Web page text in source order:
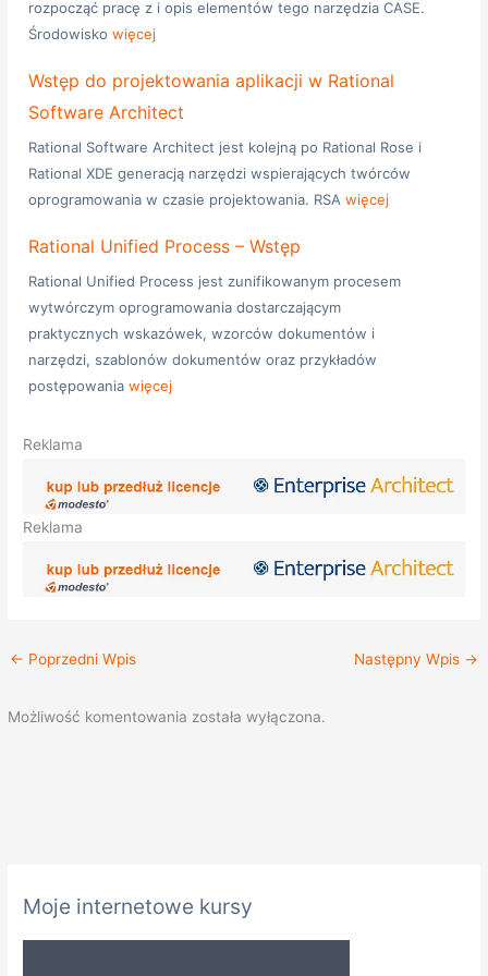
rozpocząć pracę z i opis elementów tego narzędzia CASE.
Środowiskowięcej
Wstęp do projektowania aplikacji w Rational
Software Architect
Rational Software Architect jest kolejną po Rational Rose i
Rational XDE generacją narzędzi wspierających twórców
oprogramowania w czasie projektowania. RSAwięcej
Rational Unified Process – Wstęp
Rational Unified Process jest zunifikowanym procesem
wytwórczym oprogramowania dostarczającym
praktycznych wskazówek, wzorców dokumentów i
narzędzi, szablonów dokumentów oraz przykładów
postępowaniawięcej
Reklama
Reklama
← Poprzedni Wpis Następny Wpis →
Możliwość komentowania została wyłączona.
Moje internetowe kursy
a
t